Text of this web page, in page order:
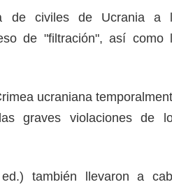
de civiles de Ucrania a
de "filtración", así como
ucraniana
graves violaciones de
también llevaron a